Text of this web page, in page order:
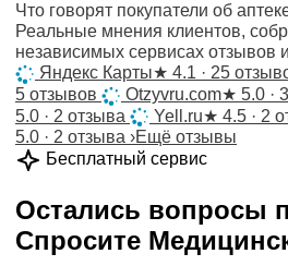
Что говорят покупатели об
Реальные мнения клиентов,
независимых сервисах отзывов
Яндекс Карты★ 4.1 · 25
5 отзывов
Otzyvru.com★ 5.0 ·
5.0 · 2 отзыва
Yell.ru★ 4.5 · 2
5.0 · 2 отзыва ›Ещё отзывы
Бесплатный сервис
Остались вопросы
Спросите